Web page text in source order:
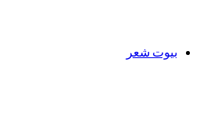
بيوت شعر